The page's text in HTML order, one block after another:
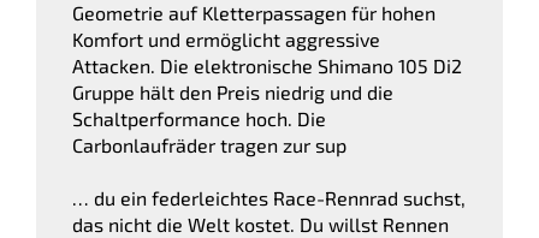
Geometrie auf Kletterpassagen für hohen
Komfort und ermöglicht aggressive
Attacken. Die elektronische Shimano 105 Di2
Gruppe hält den Preis niedrig und die
Schaltperformance hoch. Die
Carbonlaufräder tragen zur sup
… du ein federleichtes Race-Rennrad suchst,
das nicht die Welt kostet. Du willst Rennen